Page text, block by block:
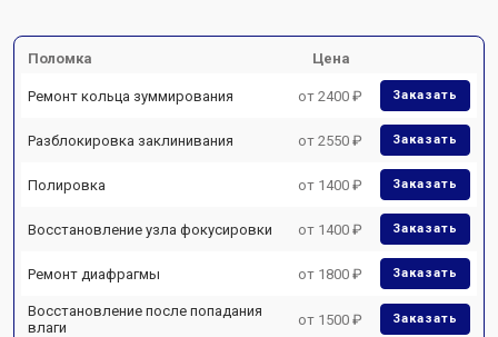
Поломка Цена
Ремонт кольца зуммирования от 2400 ₽ Заказать
Разблокировка заклинивания от 2550 ₽ Заказать
Полировка от 1400 ₽ Заказать
Восстановление узла фокусировки от 1400 ₽ Заказать
Ремонт диафрагмы от 1800 ₽ Заказать
Восстановление после попадания
влаги
от 1500 ₽ Заказать